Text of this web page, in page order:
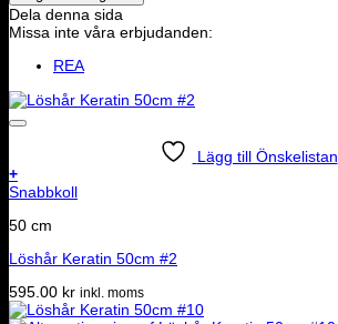
Dela denna sida
Missa inte våra erbjudanden:
REA
Lägg till Önskelistan
+
Snabbkoll
50 cm
Löshår Keratin 50cm #2
595.00 kr inkl. moms